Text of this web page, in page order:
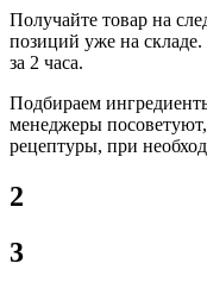
Получайте товар на
позиций уже на
за 2 часа.
Подбираем
менеджеры
рецептуры, при
2
3